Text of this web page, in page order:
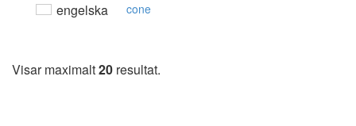
engelska cone
Visar maximalt20 resultat.